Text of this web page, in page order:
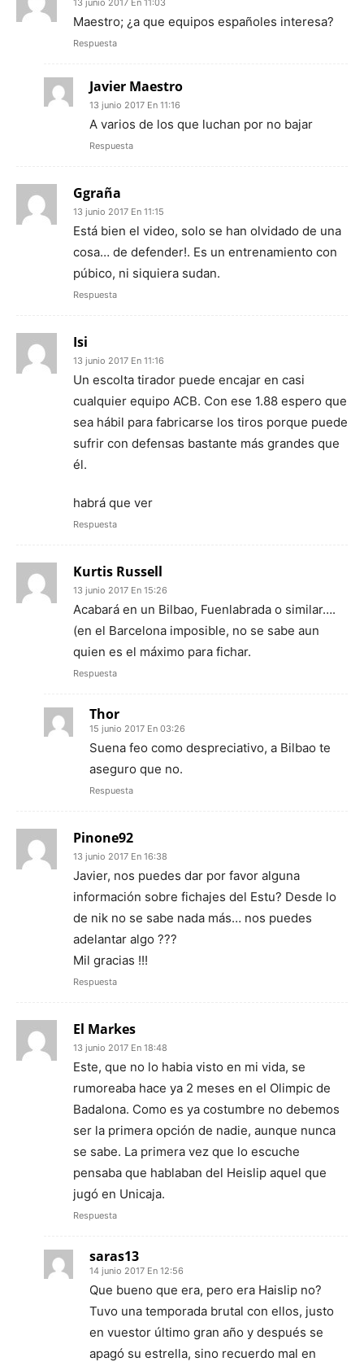
13 junio 2017 En 11:03
Maestro; ¿a que equipos españoles interesa?
Respuesta
Javier Maestro
13 junio 2017 En 11:16
A varios de los que luchan por no bajar
Respuesta
Ggraña
13 junio 2017 En 11:15
Está bien el video, solo se han olvidado de una
cosa… de defender!. Es un entrenamiento con
púbico, ni siquiera sudan.
Respuesta
Isi
13 junio 2017 En 11:16
Un escolta tirador puede encajar en casi
cualquier equipo ACB. Con ese 1.88 espero que
sea hábil para fabricarse los tiros porque puede
sufrir con defensas bastante más grandes que
él.
habrá que ver
Respuesta
Kurtis Russell
13 junio 2017 En 15:26
Acabará en un Bilbao, Fuenlabrada o similar….
(en el Barcelona imposible, no se sabe aun
quien es el máximo para fichar.
Respuesta
Thor
15 junio 2017 En 03:26
Suena feo como despreciativo, a Bilbao te
aseguro que no.
Respuesta
Pinone92
13 junio 2017 En 16:38
Javier, nos puedes dar por favor alguna
información sobre fichajes del Estu? Desde lo
de nik no se sabe nada más… nos puedes
adelantar algo ???
Mil gracias !!!
Respuesta
El Markes
13 junio 2017 En 18:48
Este, que no lo habia visto en mi vida, se
rumoreaba hace ya 2 meses en el Olimpic de
Badalona. Como es ya costumbre no debemos
ser la primera opción de nadie, aunque nunca
se sabe. La primera vez que lo escuche
pensaba que hablaban del Heislip aquel que
jugó en Unicaja.
Respuesta
saras13
14 junio 2017 En 12:56
Que bueno que era, pero era Haislip no?
Tuvo una temporada brutal con ellos, justo
en vuestor último gran año y después se
apagó su estrella, sino recuerdo mal en